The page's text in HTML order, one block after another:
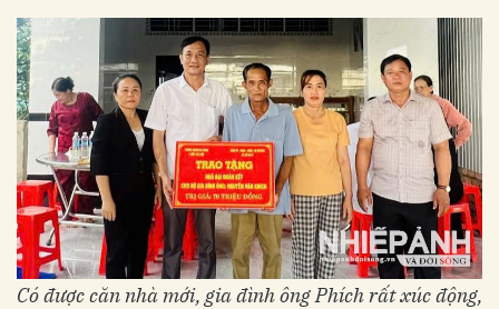
Có được căn nhà mới, gia đình ông Phích rất xúc động,